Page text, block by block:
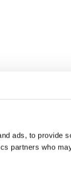
ads, to provide
partners who